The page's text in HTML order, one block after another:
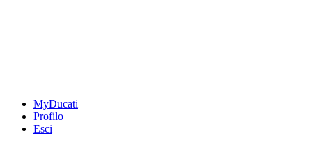
MyDucati
Profilo
Esci